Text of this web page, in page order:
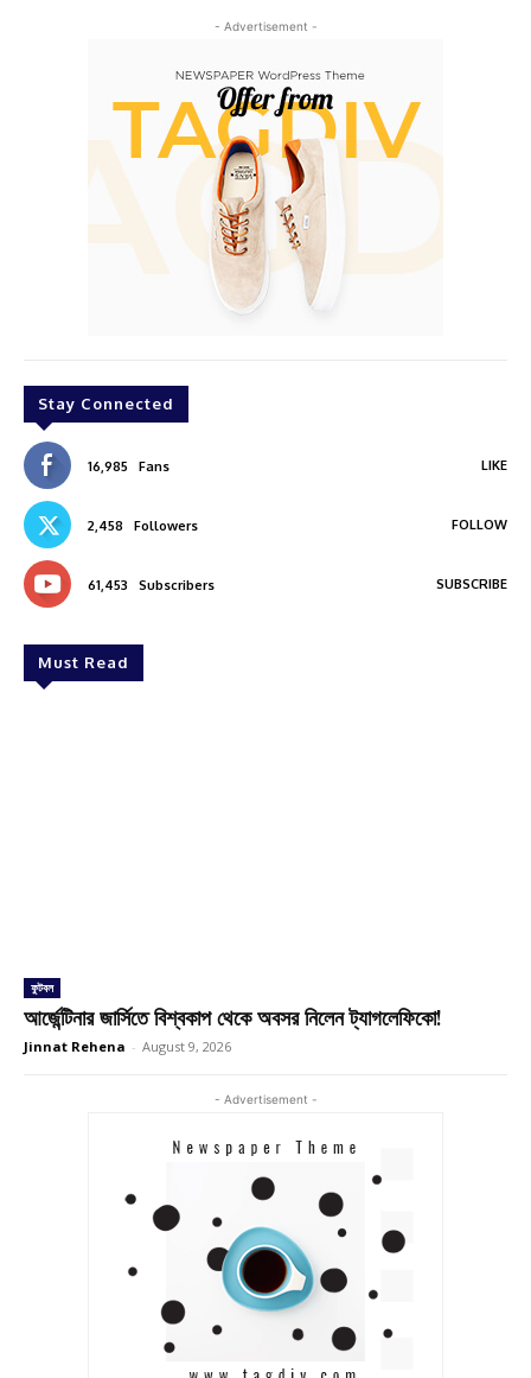
- Advertisement -
Stay Connected
16,985 Fans LIKE
2,458 Followers FOLLOW
61,453 Subscribers SUBSCRIBE
Must Read
ফুটবল
আর্জেন্টিনার জার্সিতে বিশ্বকাপ থেকে অবসর নিলেন ট্যাগলেফিকো!
Jinnat Rehena - August 9, 2026
- Advertisement -